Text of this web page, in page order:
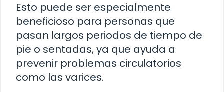
Esto puede ser especialmente
beneficioso para personas que
pasan largos periodos de tiempo de
pie o sentadas, ya que ayuda a
prevenir problemas circulatorios
como las varices.